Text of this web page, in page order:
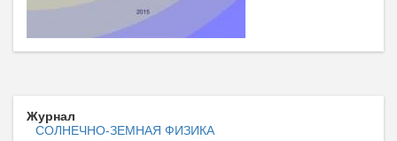
Журнал
СОЛНЕЧНО-ЗЕМНАЯ ФИЗИКА